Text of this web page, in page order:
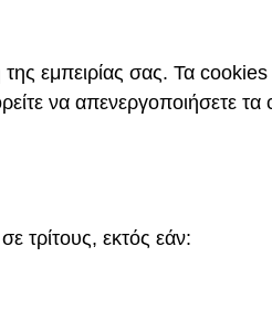
της εμπειρίας σας. Τα
να απενεργοποιήσετε
τρίτους, εκτός εάν: